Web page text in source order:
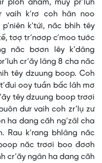
ploh aham, muy pr’luh
vaih k’rơ coh hân noo
k’tứi, năc bhih têy
tơợ tr’nơơp c’moo tước
năc bơơn lêy k’dâng
cr’ăy lâng 8 cha năc
têy dzuung boop. Coh
ooy tuần bấc lâh mơ
têy dzuung boop trơơi
dưr vaih coh zr’lụ zư
ha dang căh ng’zâl cha
Rau k’rang bhlâng năc
năc trơơi boo đơơh
cr’ăy ngân ha dang căh